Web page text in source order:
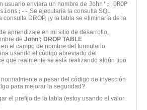
usuario enviara un nombre de John'; DROP
Se ejecutaría la consulta SQL
consulta DROP, ¡y la tabla se eliminaría de la
aprendizaje en mi sitio de desarrollo,
de John’; DROP TABLE
en el campo de nombre del formulario
usando el código abreviado del
que realmente se está realizando algún tipo
a pesar del código de inyección
para mejorar la seguridad?
el prefijo de la tabla (estoy usando el valor